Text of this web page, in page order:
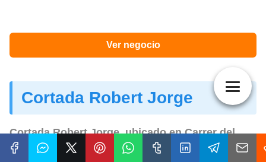
Ver negocio
Cortada Robert Jorge
Cortada Robert Jorge, ubicado en Carrer del
Canonge Brugulat 7, Lleida, es suopción de